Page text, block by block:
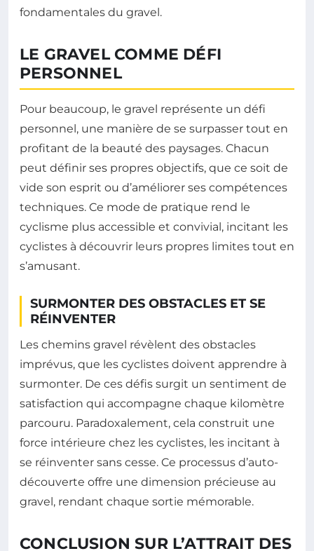
fondamentales du gravel.
LE GRAVEL COMME DÉFI
PERSONNEL
Pour beaucoup, le gravel représente un défi
personnel, une manière de se surpasser tout en
profitant de la beauté des paysages. Chacun
peut définir ses propres objectifs, que ce soit de
vide son esprit ou d’améliorer ses compétences
techniques. Ce mode de pratique rend le
cyclisme plus accessible et convivial, incitant les
cyclistes à découvrir leurs propres limites tout en
s’amusant.
SURMONTER DES OBSTACLES ET SE
RÉINVENTER
Les chemins gravel révèlent des obstacles
imprévus, que les cyclistes doivent apprendre à
surmonter. De ces défis surgit un sentiment de
satisfaction qui accompagne chaque kilomètre
parcouru. Paradoxalement, cela construit une
force intérieure chez les cyclistes, les incitant à
se réinventer sans cesse. Ce processus d’auto-
découverte offre une dimension précieuse au
gravel, rendant chaque sortie mémorable.
CONCLUSION SUR L’ATTRAIT DES